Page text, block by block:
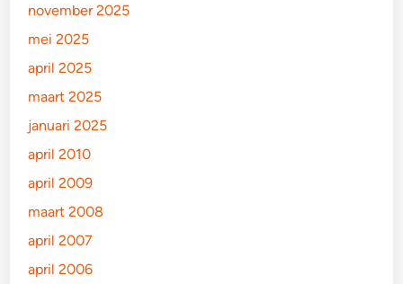
november 2025
mei 2025
april 2025
maart 2025
januari 2025
april 2010
april 2009
maart 2008
april 2007
april 2006